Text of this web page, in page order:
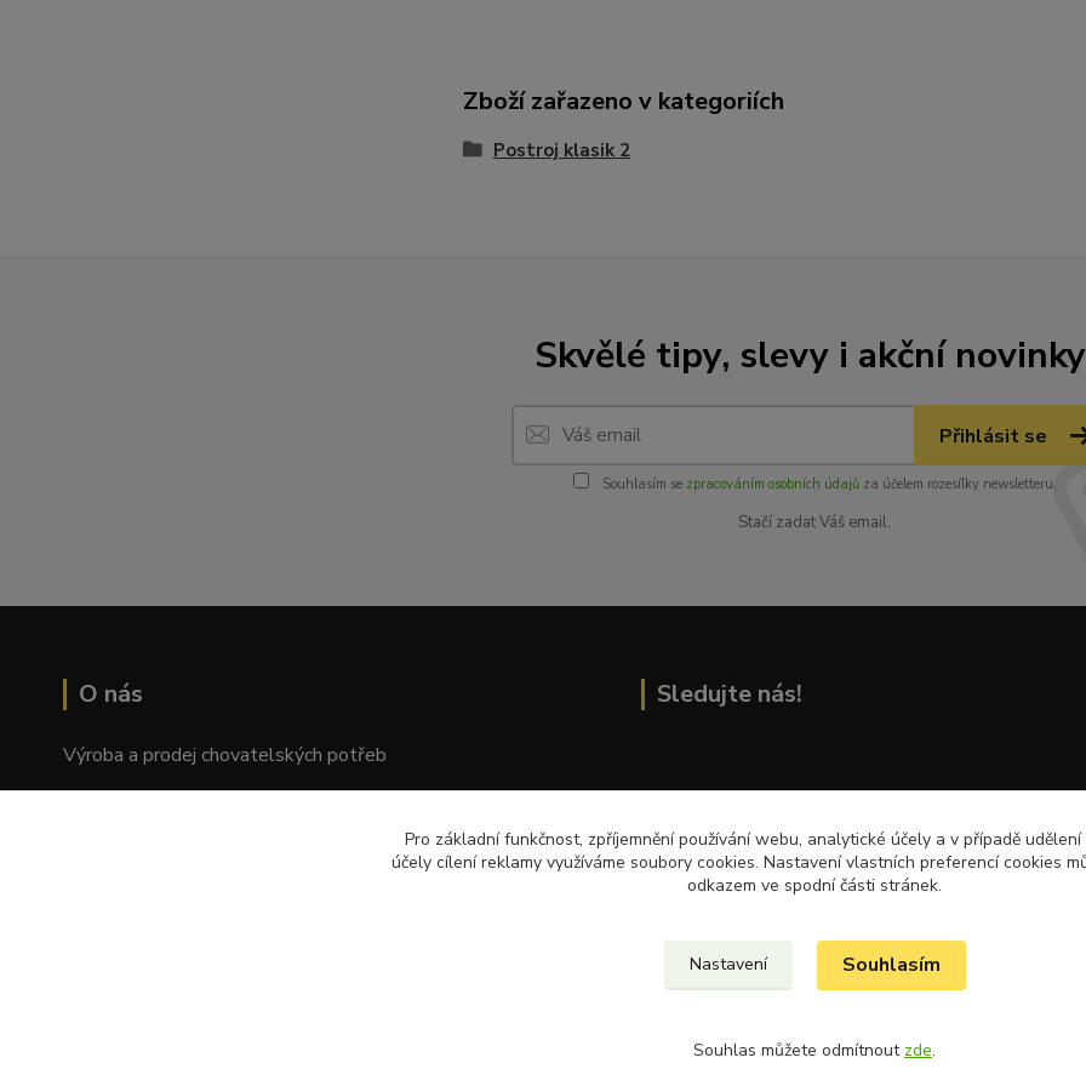
Zboží zařazeno v kategoriích
Postroj klasik 2
Skvělé tipy, slevy i akční
Přihlásit se
Souhlasím se zpracováním osobních údajůza účelem rozesílky newsletteru.
Stačí zadat Váš email.
O nás
Výroba a prodej chovatelských potřeb
Wolkerova 1550/2, Prostějov 796 01
Sledujte nás!
Pro základní funkčnost, zpříjemnění používání webu, analytické účely a v případě
účely cílení reklamy využíváme soubory cookies. Nastavení vlastních preferencí cookies
odkazem ve spodní části stránek.
Nastavení Souhlasím
Souhlas můžete odmítnout zde.